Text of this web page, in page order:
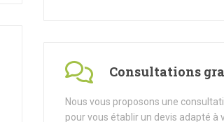
Consultations
Nous vous proposons une
pour vous établir un devis adapté à